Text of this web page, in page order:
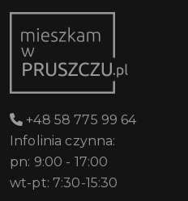
+48 58 775 99 64
Infolinia czynna:
pn: 9:00 - 17:00
wt-pt: 7:30-15:30